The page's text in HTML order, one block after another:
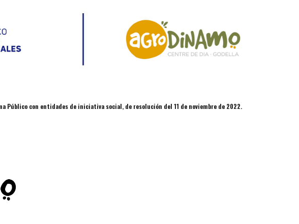
con entidades de iniciativa social, de resolución del 11 de noviembre de 2022.